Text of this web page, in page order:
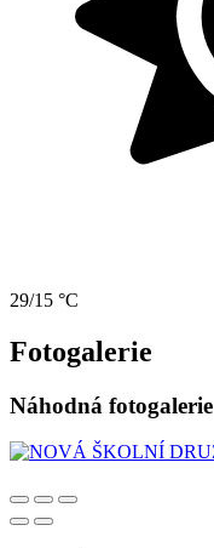
29/15 °C
Fotogalerie
Náhodná fotogalerie